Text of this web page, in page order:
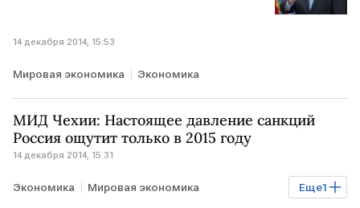
14 декабря 2014, 15:53
Мировая экономика Экономика
МИД Чехии: Настоящее давление санкций
Россия ощутит только в 2015 году
14 декабря 2014, 15:31
Еще1
Экономика Мировая экономика